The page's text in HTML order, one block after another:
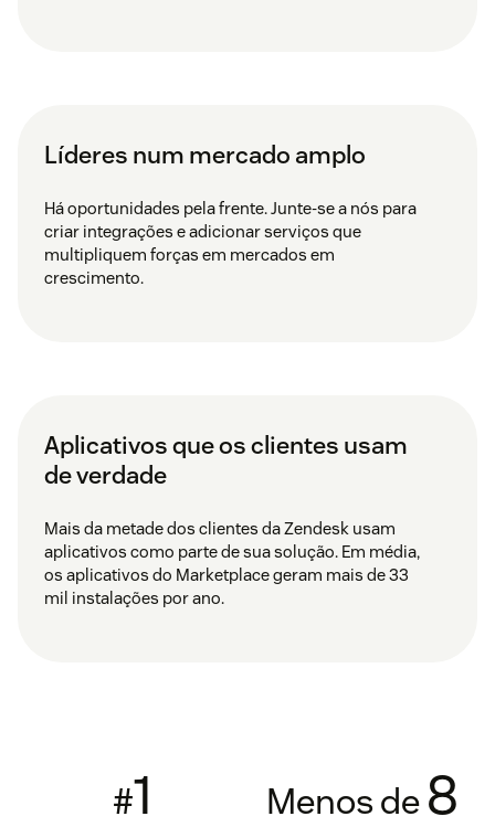
Líderes num mercado amplo
Há oportunidades pela frente. Junte-se a nós para
criar integrações e adicionar serviços que
multipliquem forças em mercados em
crescimento.
Aplicativos que os clientes usam
de verdade
Mais da metade dos clientes da Zendesk usam
aplicativos como parte de sua solução. Em média,
os aplicativos do Marketplace geram mais de 33
mil instalações por ano.
#1 Menos de8